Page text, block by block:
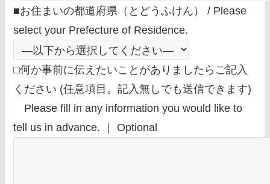
■お住まいの都道府県（とどうふけん） / Please
select your Prefecture of Residence.
□何か事前に伝えたいことがありましたらご記入
ください (任意項目。記入無しでも送信できます)
Please fill in any information you would like to
tell us in advance. ｜ Optional